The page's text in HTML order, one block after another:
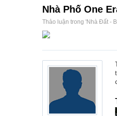
Nhà Phố One
Thảo luận trong 'Nhà Đất -